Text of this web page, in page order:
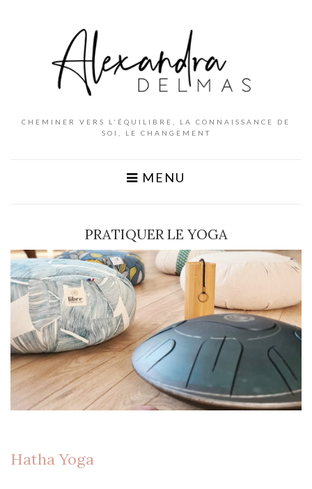
CHEMINER VERS L'ÉQUILIBRE, LA CONNAISSANCE DE
SOI, LE CHANGEMENT
MENU
PRATIQUER LE YOGA
Hatha Yoga